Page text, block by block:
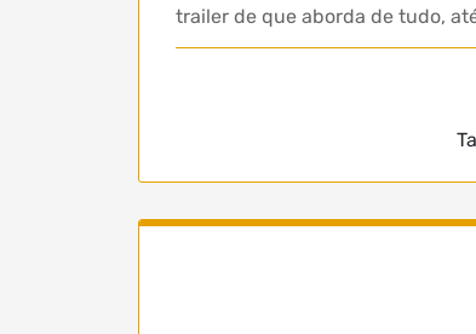
trailer de que aborda de tudo,